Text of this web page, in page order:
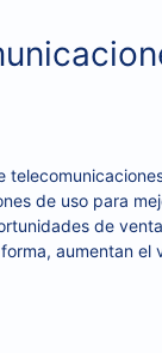
de uso para
de
aumentan el